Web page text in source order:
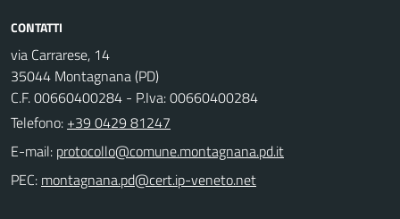
CONTATTI
via Carrarese, 14
35044 Montagnana (PD)
C.F. 00660400284 - P.Iva: 00660400284
Telefono: +39 0429 81247
E-mail:
PEC: